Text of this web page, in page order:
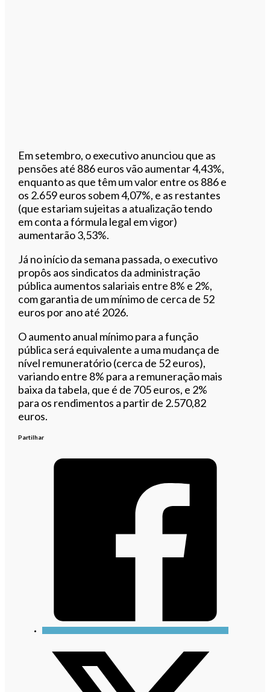
Em setembro, o executivo anunciou que as
pensões até 886 euros vão aumentar 4,43%,
enquanto as que têm um valor entre os 886 e
os 2.659 euros sobem 4,07%, e as restantes
(que estariam sujeitas a atualização tendo
em conta a fórmula legal em vigor)
aumentarão 3,53%.
Já no início da semana passada, o executivo
propôs aos sindicatos da administração
pública aumentos salariais entre 8% e 2%,
com garantia de um mínimo de cerca de 52
euros por ano até 2026.
O aumento anual mínimo para a função
pública será equivalente a uma mudança de
nível remuneratório (cerca de 52 euros),
variando entre 8% para a remuneração mais
baixa da tabela, que é de 705 euros, e 2%
para os rendimentos a partir de 2.570,82
euros.
Partilhar